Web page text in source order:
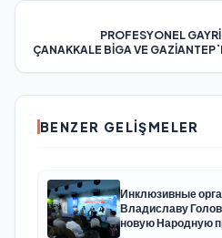
PROFESYONEL
ÇANAKKALE BİGA VE
BENZER GELIŞMELER
Инклюзивные
Владиславу
новую Народную